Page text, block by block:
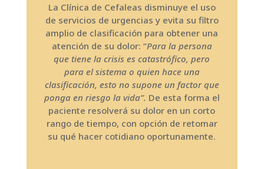
La Clínica de Cefaleas disminuye el uso
de servicios de urgencias y evita su filtro
amplio de clasificación para obtener una
atención de su dolor: “Para la persona
que tiene la crisis es catastrófico, pero
para el sistema o quien hace una
clasificación, esto no supone un factor que
ponga en riesgo la vida”. De esta forma el
paciente resolverá su dolor en un corto
rango de tiempo, con opción de retomar
su qué hacer cotidiano oportunamente.